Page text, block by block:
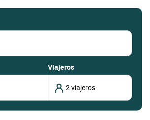
Viajeros